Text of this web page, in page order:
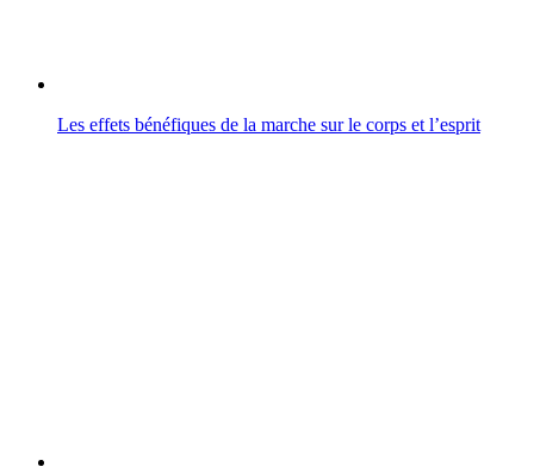
Les effets bénéfiques de la marche sur le corps et l’esprit